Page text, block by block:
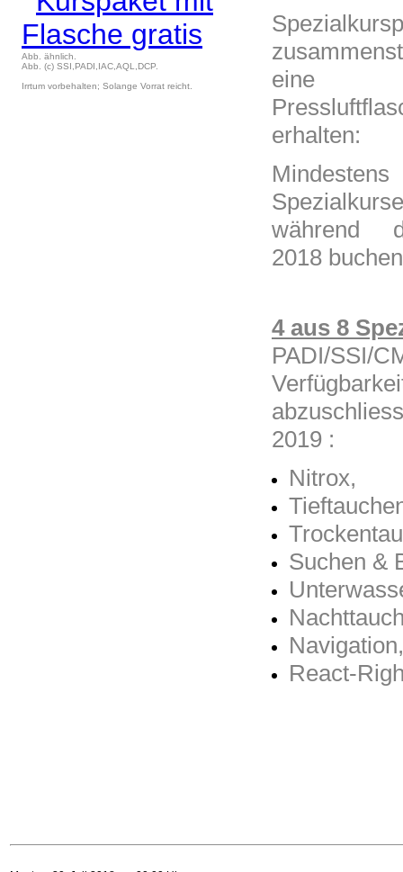
Abb. ähnlich.
Abb. (c) SSI,PADI,IAC,AQL,DCP.
Irrtum vorbehalten; Solange Vorrat reicht.
eine
erhalten:
während
2018
4 aus 8
PADI/
2019 :
Nitrox,
Suchen &
Navigation,
React-